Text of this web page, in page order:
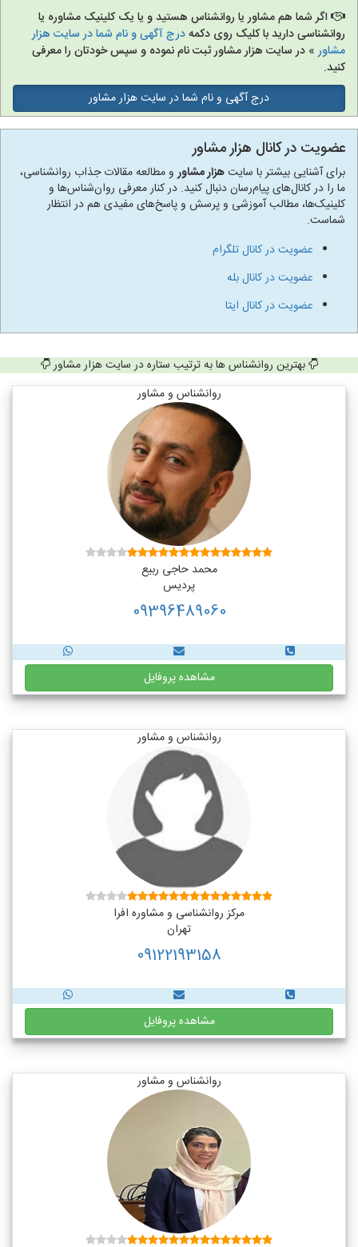
اگر شما هم مشاور یا روانشناس هستید و یا یک کلینیک مشاوره یا
روانشناسی دارید با کلیک روی دکمهدرج آگهی و نام شما در سایت هزار
مشاور» در سایت هزار مشاور ثبت نام نموده و سپس خودتان را معرفی
کنید.
درج آگهی و نام شما در سایت هزار مشاور
عضویت در کانال هزار مشاور
برای آشنایی بیشتر با سایتهزار مشاورو مطالعه مقالات جذاب روانشناسی،
ما را در کانال‌های پیام‌رسان دنبال کنید. در کنار معرفی روان‌شناس‌ها و
کلینیک‌ها، مطالب آموزشی و پرسش و پاسخ‌های مفیدی هم در انتظار
شماست.
عضویت در کانال تلگرام
عضویت در کانال بله
عضویت در کانال ایتا
بهترین روانشناس ها به ترتیب ستاره در سایت هزار مشاور
روانشناس و مشاور
محمد حاجی ربیع
پردیس
09396489060
مشاهده پروفایل
روانشناس و مشاور
مرکز روانشناسی و مشاوره افرا
تهران
09122193158
مشاهده پروفایل
روانشناس و مشاور